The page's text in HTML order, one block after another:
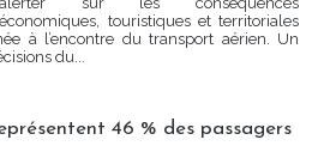
économiques, touristiques et territoriales
à l’encontre du transport aérien. Un
du...
46 % des passagers